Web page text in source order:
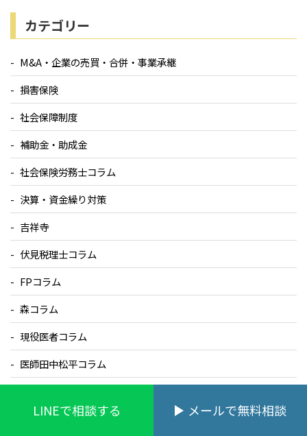
カテゴリー
M&A・企業の売買・合併・事業承継
損害保険
社会保障制度
補助金・助成金
社会保険労務士コラム
決算・資金繰り対策
吉祥寺
伏見税理士コラム
FPコラム
森コラム
現役医者コラム
医師田中松平コラム
住宅購入
LINEで相談する メールで無料相談